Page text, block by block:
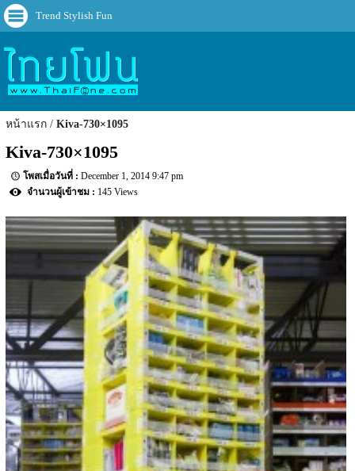
Trend Stylish Fun
หน้าแรก Kiva-730×1095
Kiva-730×1095
December 1, 2014 9:47 pm
145 Views